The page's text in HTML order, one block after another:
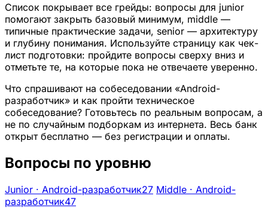
Список покрывает все грейды: вопросы для junior
помогают закрыть базовый минимум, middle —
типичные практические задачи, senior — архитектуру
и глубину понимания. Используйте страницу как чек-
лист подготовки: пройдите вопросы сверху вниз и
отметьте те, на которые пока не отвечаете уверенно.
Что спрашивают на собеседовании «Android-
разработчик» и как пройти техническое
собеседование? Готовьтесь по реальным вопросам, а
не по случайным подборкам из интернета. Весь банк
открыт бесплатно — без регистрации и оплаты.
Вопросы по уровню
Junior · Android-разработчик27 Middle · Android-
разработчик47